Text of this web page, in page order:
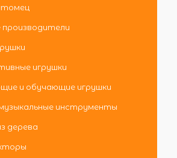
производители
игрушки
и обучающие игрушки
инструменты
дерева